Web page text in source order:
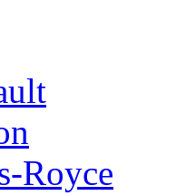
Royce